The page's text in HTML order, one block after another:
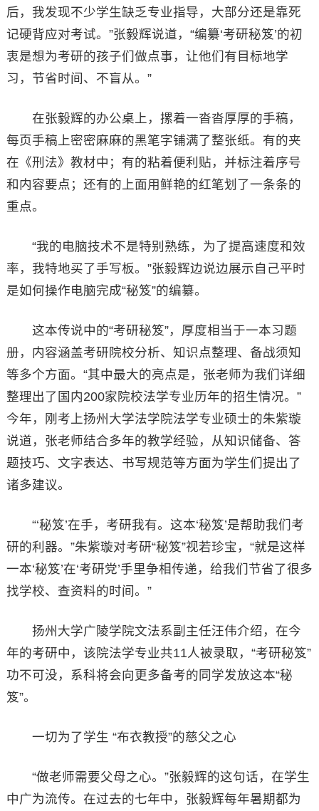
后，我发现不少学生缺乏专业指导，大部分还是靠死
记硬背应对考试。”张毅辉说道，“编纂‘考研秘笈’的初
衷是想为考研的孩子们做点事，让他们有目标地学
习，节省时间、不盲从。”
在张毅辉的办公桌上，摞着一沓沓厚厚的手稿，
每页手稿上密密麻麻的黑笔字铺满了整张纸。有的夹
在《刑法》教材中；有的粘着便利贴，并标注着序号
和内容要点；还有的上面用鲜艳的红笔划了一条条的
重点。
“我的电脑技术不是特别熟练，为了提高速度和效
率，我特地买了手写板。”张毅辉边说边展示自己平时
是如何操作电脑完成“秘笈”的编纂。
这本传说中的“考研秘笈”，厚度相当于一本习题
册，内容涵盖考研院校分析、知识点整理、备战须知
等多个方面。“其中最大的亮点是，张老师为我们详细
整理出了国内200家院校法学专业历年的招生情况。”
今年，刚考上扬州大学法学院法学专业硕士的朱紫璇
说道，张老师结合多年的教学经验，从知识储备、答
题技巧、文字表达、书写规范等方面为学生们提出了
诸多建议。
“‘秘笈’在手，考研我有。这本‘秘笈’是帮助我们考
研的利器。”朱紫璇对考研“秘笈”视若珍宝，“就是这样
一本‘秘笈’在‘考研党’手里争相传递，给我们节省了很多
找学校、查资料的时间。”
扬州大学广陵学院文法系副主任汪伟介绍，在今
年的考研中，该院法学专业共11人被录取，“考研秘笈”
功不可没，系科将会向更多备考的同学发放这本“秘
笈”。
一切为了学生 “布衣教授”的慈父之心
“做老师需要父母之心。”张毅辉的这句话，在学生
中广为流传。在过去的七年中，张毅辉每年暑期都为